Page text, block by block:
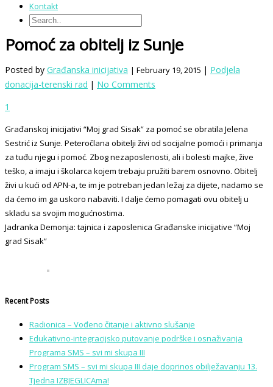
Kontakt
Pomoć za obitelj iz Sunje
Posted by Građanska inicijativa | February 19, 2015 | Podjela
donacija-terenski rad | No Comments
1
Građanskoj inicijativi “Moj grad Sisak” za pomoć se obratila Jelena
Sestrić iz Sunje. Peteročlana obitelji živi od socijalne pomoći i primanja
za tuđu njegu i pomoć. Zbog nezaposlenosti, ali i bolesti majke, žive
teško, a imaju i školarca kojem trebaju pružiti barem osnovno. Obitelj
živi u kući od APN-a, te im je potreban jedan ležaj za dijete, nadamo se
da ćemo im ga uskoro nabaviti. I dalje ćemo pomagati ovu obitelj u
skladu sa svojim mogućnostima.
Jadranka Demonja: tajnica i zaposlenica Građanske inicijative “Moj
grad Sisak”
Recent Posts
Radionica – Vođeno čitanje i aktivno slušanje
Edukativno-integracijsko putovanje podrške i osnaživanja
Programa SMS – svi mi skupa III
Program SMS – svi mi skupa III daje doprinos obilježavanju 13.
Tjedna IZBJEGLICAma!